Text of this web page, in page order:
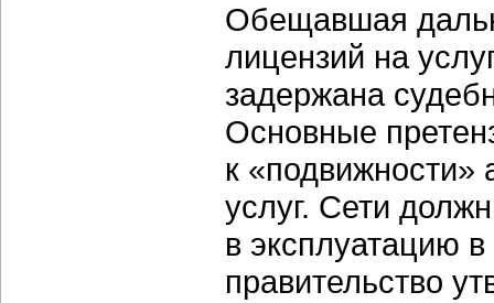
Обещавшая
лицензий на
задержана
Основные
к «подвижности»
услуг. Сети
в эксплуатацию в
правительство